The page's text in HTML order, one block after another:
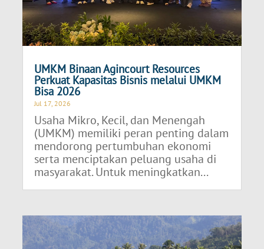
UMKM Binaan Agincourt Resources
Perkuat Kapasitas Bisnis melalui UMKM
Bisa 2026
Jul 17, 2026
Usaha Mikro, Kecil, dan Menengah
(UMKM) memiliki peran penting dalam
mendorong pertumbuhan ekonomi
serta menciptakan peluang usaha di
masyarakat. Untuk meningkatkan...